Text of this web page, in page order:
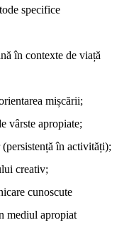
specifice
în contexte de viață
mișcării;
vârste apropiate;
în activități);
creativ;
cunoscute
mediul apropiat